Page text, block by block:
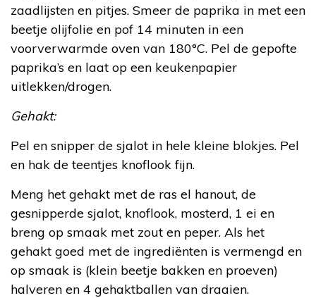
zaadlijsten en pitjes. Smeer de paprika in met een
beetje olijfolie en pof 14 minuten in een
voorverwarmde oven van 180°C. Pel de gepofte
paprika’s en laat op een keukenpapier
uitlekken/drogen.
Gehakt:
Pel en snipper de sjalot in hele kleine blokjes. Pel
en hak de teentjes knoflook fijn.
Meng het gehakt met de ras el hanout, de
gesnipperde sjalot, knoflook, mosterd, 1 ei en
breng op smaak met zout en peper. Als het
gehakt goed met de ingrediënten is vermengd en
op smaak is (klein beetje bakken en proeven)
halveren en 4 gehaktballen van draaien.